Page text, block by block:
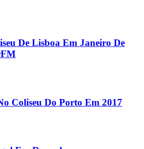
De Lisboa Em Janeiro De
Coliseu Do Porto Em 2017